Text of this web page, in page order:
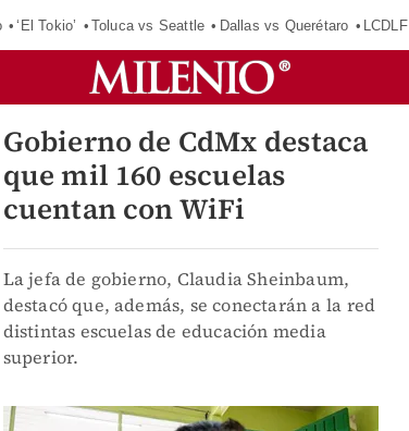
‘El Tokio’ Toluca vs Seattle Dallas vs Querétaro LCDLF
Gobierno de CdMx destaca
que mil 160 escuelas
cuentan con WiFi
La jefa de gobierno, Claudia Sheinbaum,
destacó que, además, se conectarán a la red
distintas escuelas de educación media
superior.